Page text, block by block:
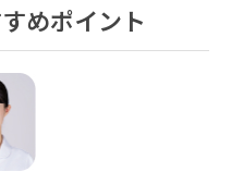
めポイント